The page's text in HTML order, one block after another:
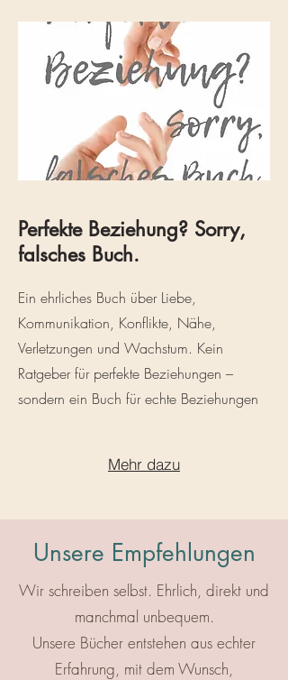
Perfekte Beziehung? Sorry,
falsches Buch.
Ein ehrliches Buch über Liebe,
Kommunikation, Konflikte, Nähe,
Verletzungen und Wachstum. Kein
Ratgeber für perfekte Beziehungen –
sondern ein Buch für echte Beziehungen
Mehr dazu
Unsere Empfehlungen
Wir schreiben selbst. Ehrlich, direkt und
manchmal unbequem.
Unsere Bücher entstehen aus echter
Erfahrung, mit dem Wunsch,